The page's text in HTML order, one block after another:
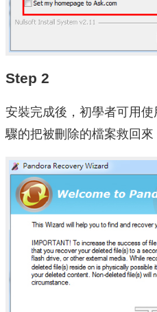
Step 2
安裝完成後，初學者可用
驟的把被刪除的檔案救回來